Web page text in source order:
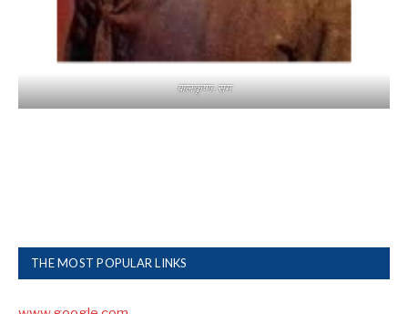
बालकृष्ण-सम
THE MOST POPULAR LINKS